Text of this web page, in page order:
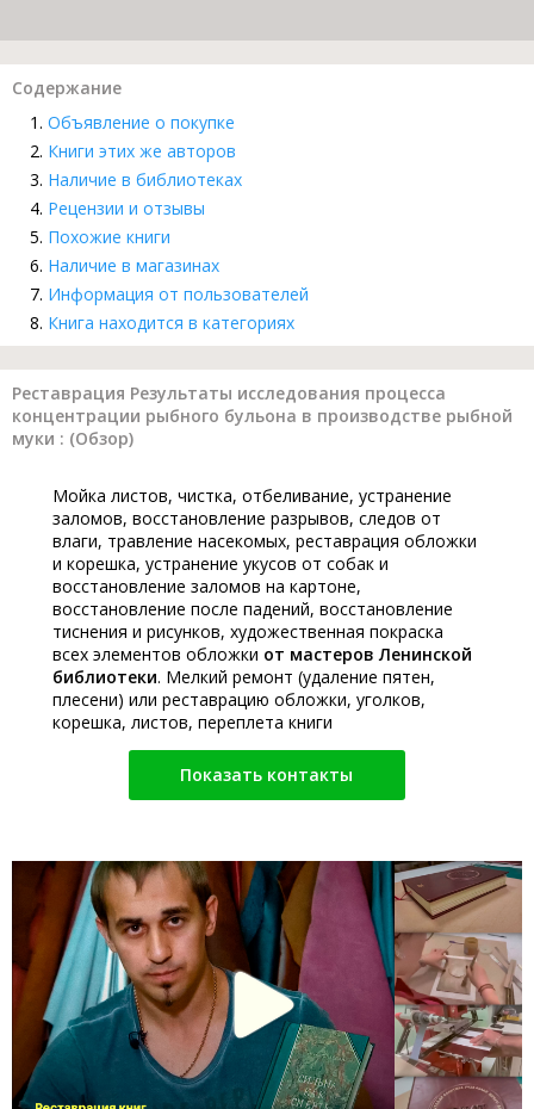
Содержание
Объявление о покупке
Книги этих же авторов
Наличие в библиотеках
Рецензии и отзывы
Похожие книги
Наличие в магазинах
Информация от пользователей
Книга находится в категориях
Реставрация Результаты исследования процесса
концентрации рыбного бульона в производстве рыбной
муки : (Обзор)
Мойка листов, чистка, отбеливание, устранение
заломов, восстановление разрывов, следов от
влаги, травление насекомых, реставрация обложки
и корешка, устранение укусов от собак и
восстановление заломов на картоне,
восстановление после падений, восстановление
тиснения и рисунков, художественная покраска
всех элементов обложки от мастеров Ленинской
библиотеки. Мелкий ремонт (удаление пятен,
плесени) или реставрацию обложки, уголков,
корешка, листов, переплета книги
Показать контакты